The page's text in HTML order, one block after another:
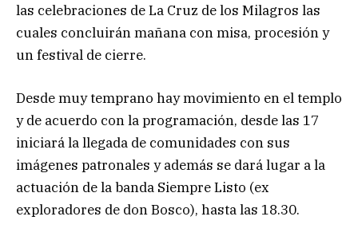
las celebraciones de La Cruz de los Milagros las
cuales concluirán mañana con misa, procesión y
un festival de cierre.
Desde muy temprano hay movimiento en el templo
y de acuerdo con la programación, desde las 17
iniciará la llegada de comunidades con sus
imágenes patronales y además se dará lugar a la
actuación de la banda Siempre Listo (ex
exploradores de don Bosco), hasta las 18.30.